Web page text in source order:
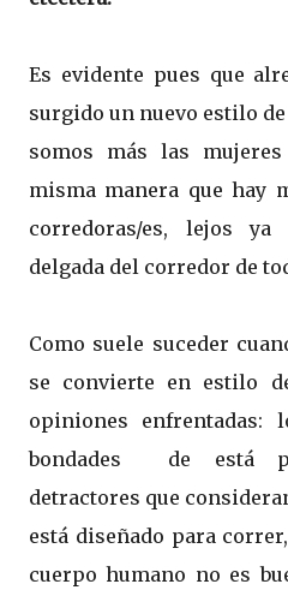
Es evidente pues que
surgido un nuevo estilo
somos más las
misma manera que hay
corredoras/es, lejos
delgada del corredor de
Como suele suceder
se convierte en estilo
opiniones enfrentadas:
bondades de está
detractores que
está diseñado para
cuerpo humano no es